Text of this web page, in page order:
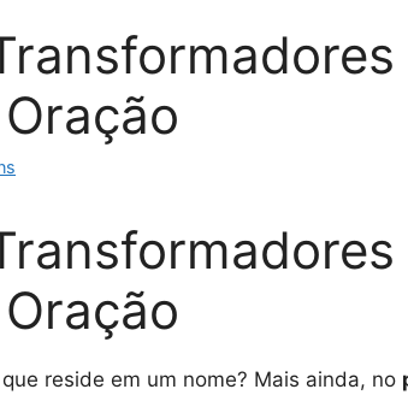
que reside em um nome? Mais ainda, no